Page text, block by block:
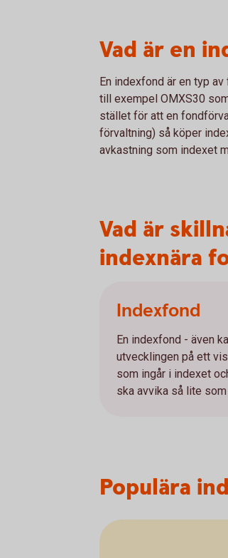
Vad är en
En indexfond är en typ
till exempel OMXS30
stället för att en
förvaltning) så köper
avkastning som indexet
Vad är
indexnära
Indexfond
En indexfond - även
utvecklingen på ett
som ingår i indexet
ska avvika så lite
Populära